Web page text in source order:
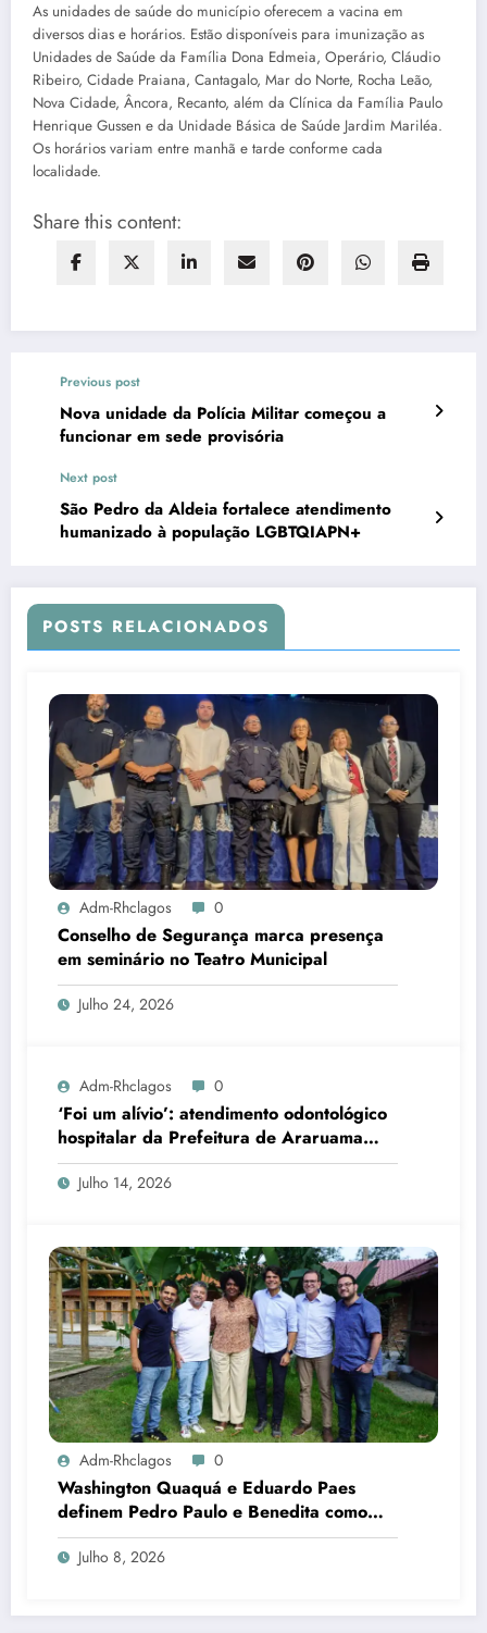
As unidades de saúde do município oferecem a vacina em
diversos dias e horários. Estão disponíveis para imunização as
Unidades de Saúde da Família Dona Edmeia, Operário, Cláudio
Ribeiro, Cidade Praiana, Cantagalo, Mar do Norte, Rocha Leão,
Nova Cidade, Âncora, Recanto, além da Clínica da Família Paulo
Henrique Gussen e da Unidade Básica de Saúde Jardim Mariléa.
Os horários variam entre manhã e tarde conforme cada
localidade.
Share this content:
Previous post
Nova unidade da Polícia Militar começou a
funcionar em sede provisória
Next post
São Pedro da Aldeia fortalece atendimento
humanizado à população LGBTQIAPN+
POSTS RELACIONADOS
Adm-Rhclagos 0
Conselho de Segurança marca presença
em seminário no Teatro Municipal
Julho 24, 2026
Adm-Rhclagos 0
‘Foi um alívio’: atendimento odontológico
hospitalar da Prefeitura de Araruama
transforma rotina de famílias atípicas
Julho 14, 2026
Adm-Rhclagos 0
Washington Quaquá e Eduardo Paes
definem Pedro Paulo e Benedita como
candidatos ao Senado no Rio
Julho 8, 2026